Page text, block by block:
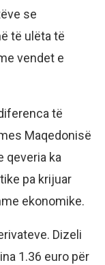
se
të ulëta të
vendet e
të
Maqedonisë
qeveria ka
pa krijuar
ekonomike.
Dizeli
1.36 euro për